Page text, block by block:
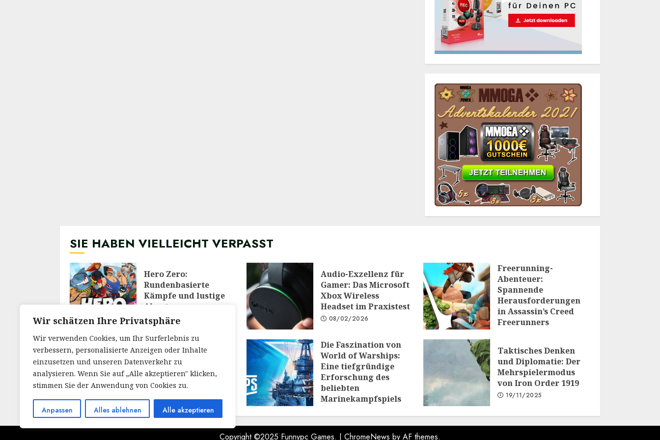
Wir schätzen Ihre Privatsphäre
Wir verwenden Cookies, um Ihr Surferlebnis zu
verbessern, personalisierte Anzeigen oder Inhalte
einzusetzen und unseren Datenverkehr zu
analysieren. Wenn Sie auf „Alle akzeptieren" klicken,
stimmen Sie der Anwendung von Cookies zu.
Anpassen Alles ablehnen Alle akzeptieren
SIE HABEN VIELLEICHT VERPASST
Hero Zero:
Rundenbasierte
Kämpfe und lustige
Abenteuer
28/02/2026
Audio-Exzellenz für
Gamer: Das Microsoft
Xbox Wireless
Headset im Praxistest
08/02/2026
Freerunning-
Abenteuer:
Spannende
Herausforderungen
in Assassin’s Creed
Freerunners
Meine Reise durch die
Welt von RuneScape:
Ein Blick auf das
legendäre MMORPG
Die Faszination von
World of Warships:
Eine tiefgründige
Erforschung des
beliebten
Marinekampfspiels
Taktisches Denken
und Diplomatie: Der
Mehrspielermodus
von Iron Order 1919
19/11/2025
Copyright ©2025 Funnypc Games. | ChromeNews by AF themes.